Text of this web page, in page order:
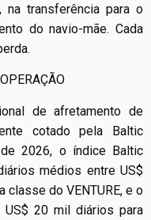
transferência para o
do navio-mãe. Cada
de afretamento de
cotado pela Baltic
de 2026, o índice Baltic
médios entre US$
classe do VENTURE, e o
US$ 20 mil diários para